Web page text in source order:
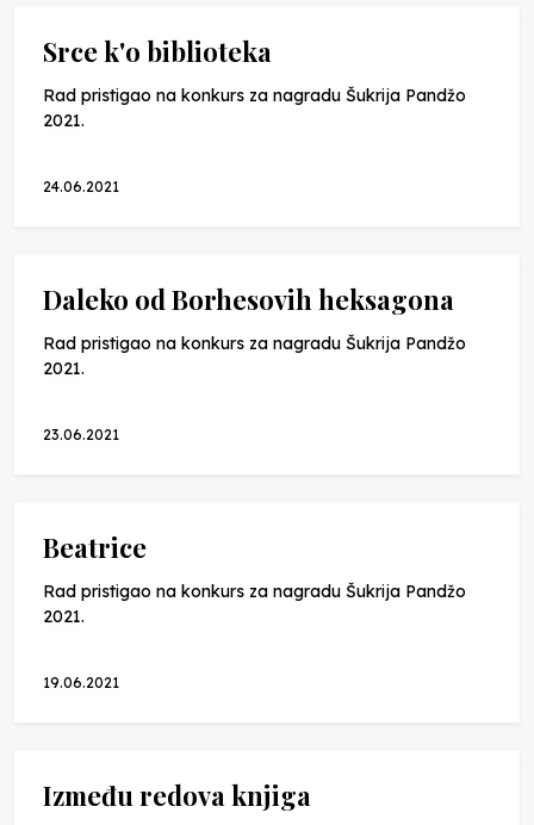
Srce k'o biblioteka
Rad pristigao na konkurs za nagradu Šukrija Pandžo
2021.
24.06.2021
Daleko od Borhesovih heksagona
Rad pristigao na konkurs za nagradu Šukrija Pandžo
2021.
23.06.2021
Beatrice
Rad pristigao na konkurs za nagradu Šukrija Pandžo
2021.
19.06.2021
Između redova knjiga